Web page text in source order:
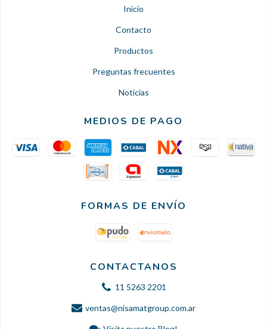
Inicio
Contacto
Productos
Preguntas frecuentes
Noticias
MEDIOS DE PAGO
FORMAS DE ENVÍO
CONTACTANOS
11 5263 2201
ventas@nisamatgroup.com.ar